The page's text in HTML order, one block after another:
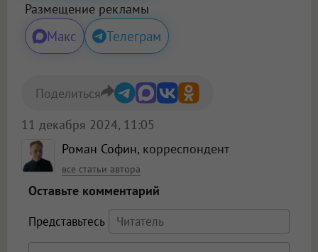
Размещение рекламы
Макс Телеграм
Роман Софин, корреспондент
все статьи автора
11 декабря 2024, 11:05
Поделиться
Оставьте комментарий
Представьтесь